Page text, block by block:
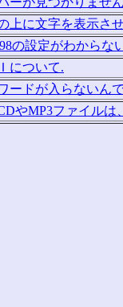
上に文字を表示さ
の設定がわからな
について.
ードが入らないん
やMP3ファイルは